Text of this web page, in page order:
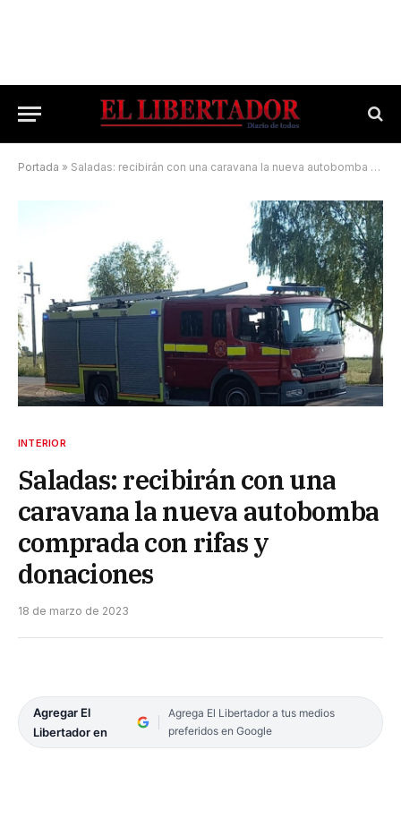
Portada » Saladas: recibirán con una caravana la nueva autobomba comprada con rifas y donaciones
INTERIOR
Saladas: recibirán con una
caravana la nueva autobomba
comprada con rifas y
donaciones
18 de marzo de 2023
Agregar El
Libertador en
Agrega El Libertador a tus medios
preferidos en Google